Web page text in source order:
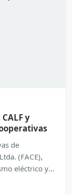
y
de
(FACE),
eléctrico y